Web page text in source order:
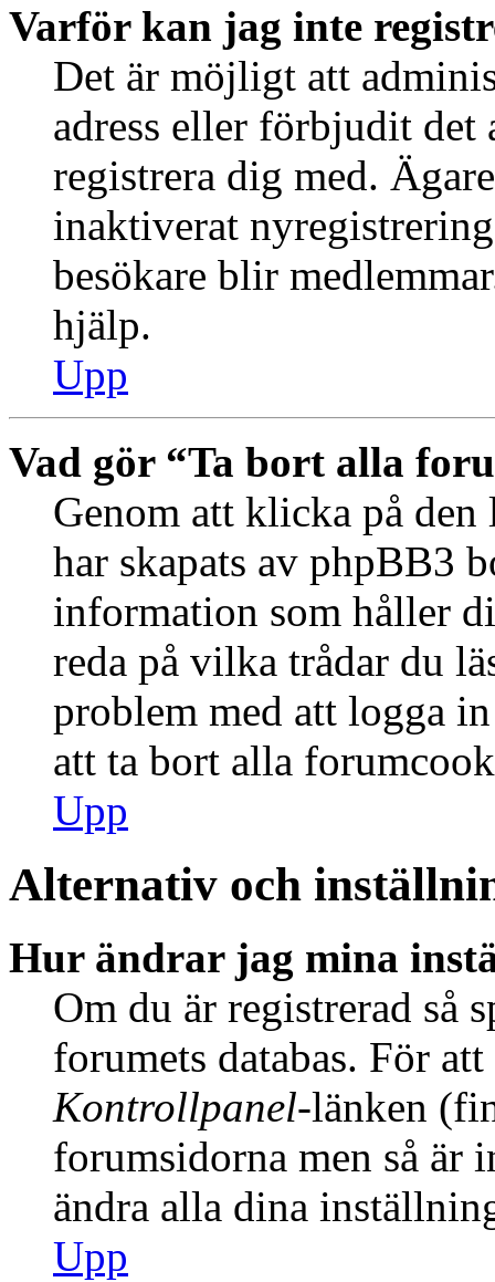
Varför kan jag inte
Det är möjligt att
adress eller förbjudit det
registrera dig med.
inaktiverat
besökare blir
hjälp.
Upp
Vad gör “Ta bort alla
Genom att klicka på den
har skapats av phpBB3
information som håller
reda på vilka trådar du
problem med att logga
att ta bort alla
Upp
Alternativ och
Hur ändrar jag mina
Om du är registrerad så
forumets databas. För
Kontrollpanel-länken
forumsidorna men så är
ändra alla dina
Upp